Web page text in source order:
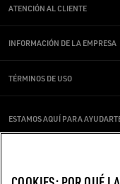
ATENCIÓN AL CLIENTE
INFORMACIÓN DE LA EMPRESA
TÉRMINOS DE USO
ESTAMOS AQUÍ PARA
¿Estás usando un lector de